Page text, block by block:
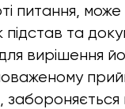
питання,
та
вирішення